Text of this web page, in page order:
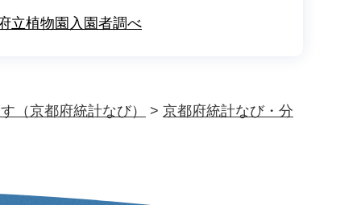
立植物園入園者調べ
（京都府統計なび） > 京都府統計なび・分